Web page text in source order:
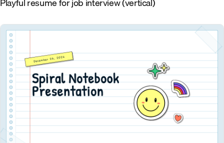
Playful resume for job interview (vertical)